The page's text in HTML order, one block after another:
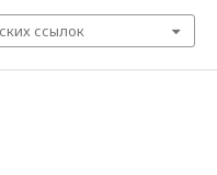
ссылок